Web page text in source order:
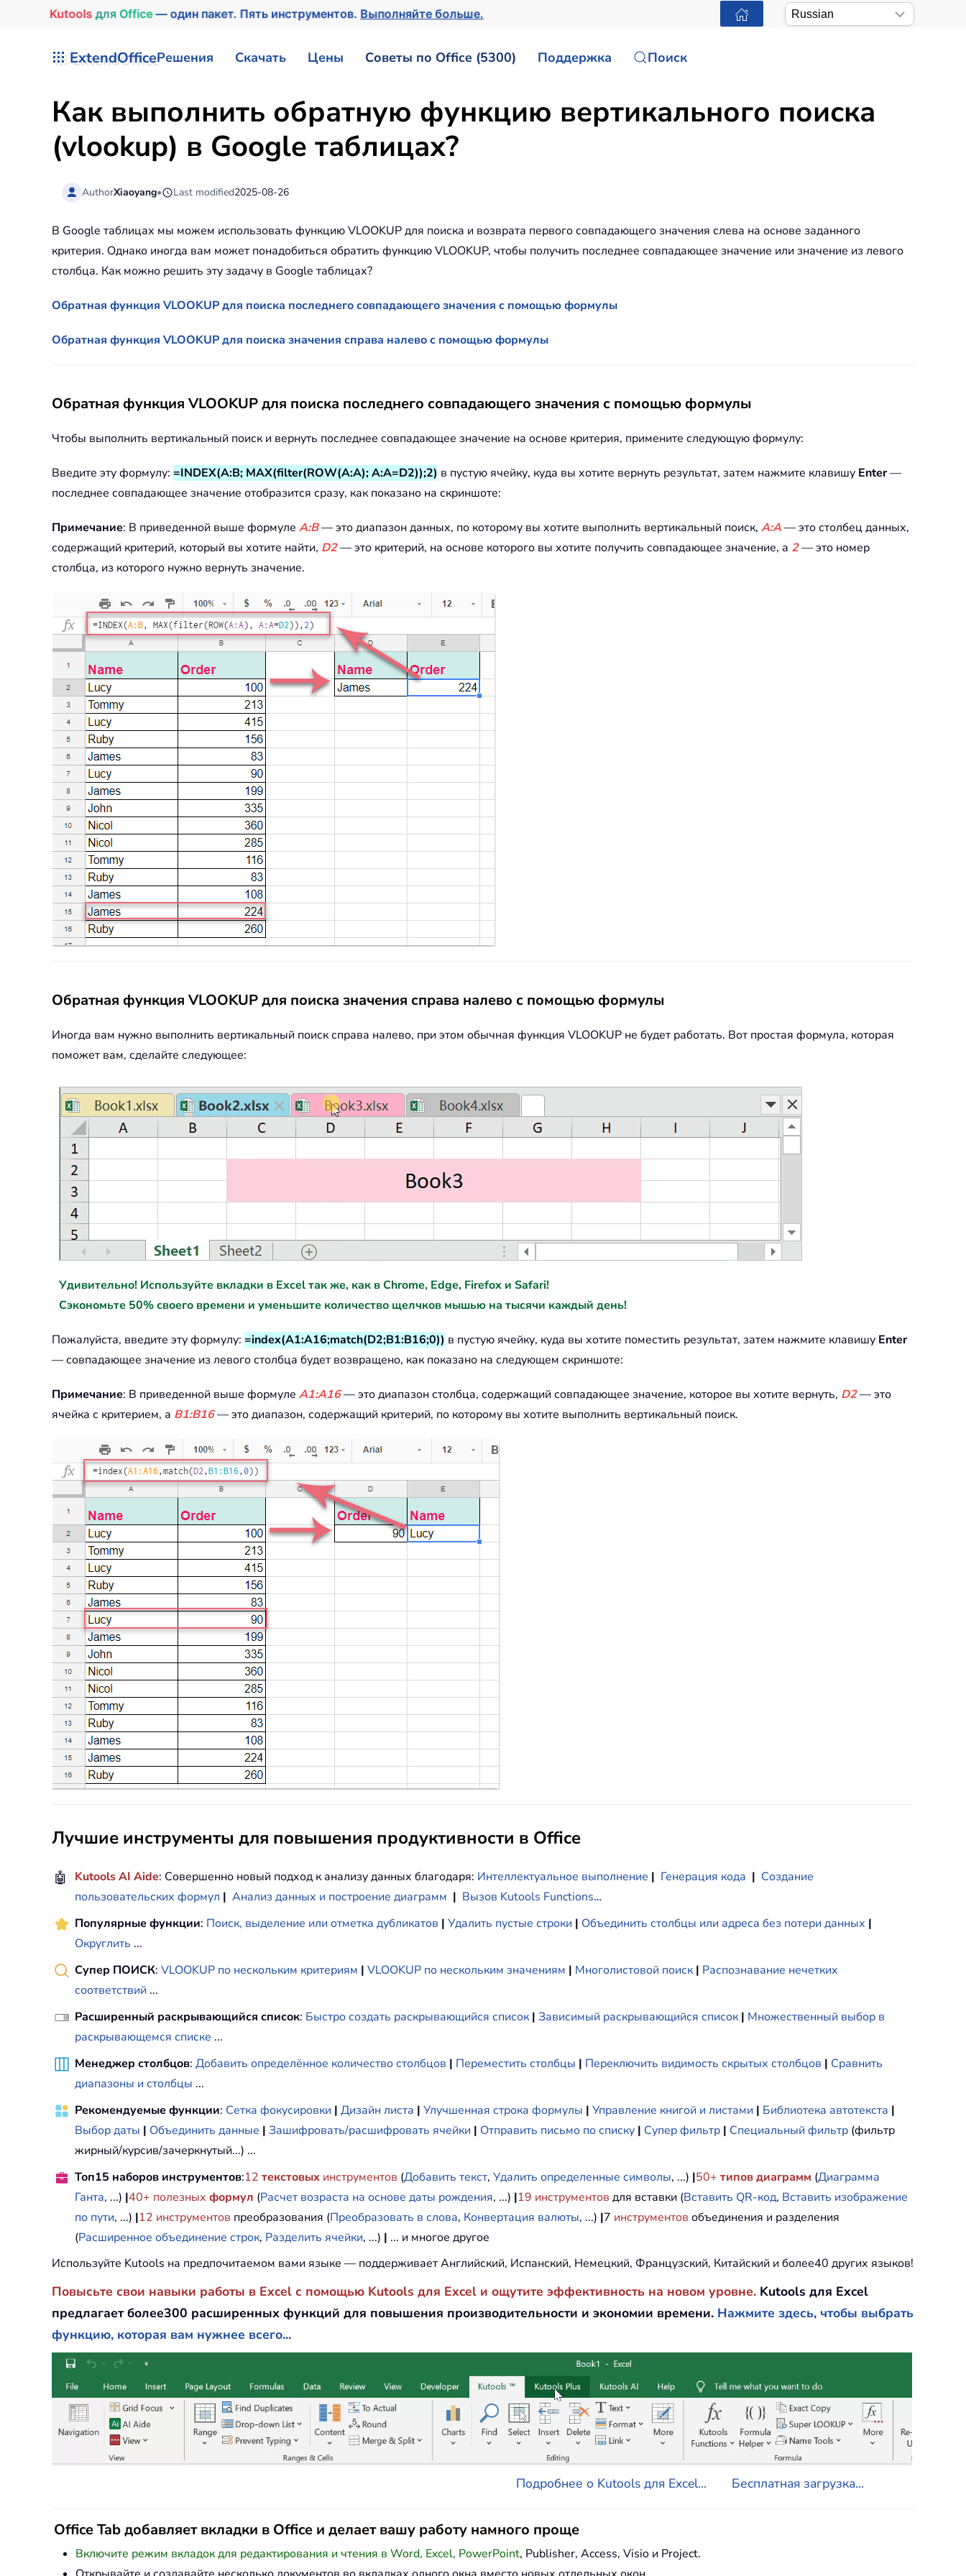
Kutools для Office— один пакет. Пять инструментов.Выполняйте больше.
ExtendOfficeРешения Скачать Цены Советы по Office (5300) Поддержка Поиск
Как выполнить обратную функцию вертикального поиска
(vlookup) в Google таблицах?
AuthorXiaoyang• Last modified2025-08-26
В Google таблицах мы можем использовать функцию VLOOKUP для поиска и возврата первого совпадающего значения слева на основе заданного
критерия. Однако иногда вам может понадобиться обратить функцию VLOOKUP, чтобы получить последнее совпадающее значение или значение из левого
столбца. Как можно решить эту задачу в Google таблицах?
Обратная функция VLOOKUP для поиска последнего совпадающего значения с помощью формулы
Обратная функция VLOOKUP для поиска значения справа налево с помощью формулы
Обратная функция VLOOKUP для поиска последнего совпадающего значения с помощью формулы
Чтобы выполнить вертикальный поиск и вернуть последнее совпадающее значение на основе критерия, примените следующую формулу:
Введите эту формулу: =INDEX(A:B; MAX(filter(ROW(A:A); A:A=D2));2) в пустую ячейку, куда вы хотите вернуть результат, затем нажмите клавишу Enter—
последнее совпадающее значение отобразится сразу, как показано на скриншоте:
Примечание: В приведенной выше формуле A:B— это диапазон данных, по которому вы хотите выполнить вертикальный поиск, A:A— это столбец данных,
содержащий критерий, который вы хотите найти, D2— это критерий, на основе которого вы хотите получить совпадающее значение, а 2— это номер
столбца, из которого нужно вернуть значение.
Обратная функция VLOOKUP для поиска значения справа налево с помощью формулы
Иногда вам нужно выполнить вертикальный поиск справа налево, при этом обычная функция VLOOKUP не будет работать. Вот простая формула, которая
поможет вам, сделайте следующее:
Удивительно! Используйте вкладки в Excel так же, как в Chrome, Edge, Firefox и Safari!
Сэкономьте 50% своего времени и уменьшите количество щелчков мышью на тысячи каждый день!
Пожалуйста, введите эту формулу: =index(A1:A16;match(D2;B1:B16;0)) в пустую ячейку, куда вы хотите поместить результат, затем нажмите клавишу Enter
— совпадающее значение из левого столбца будет возвращено, как показано на следующем скриншоте:
Примечание: В приведенной выше формуле A1:A16— это диапазон столбца, содержащий совпадающее значение, которое вы хотите вернуть, D2— это
ячейка с критерием, а B1:B16— это диапазон, содержащий критерий, по которому вы хотите выполнить вертикальный поиск.
Лучшие инструменты для повышения продуктивности в Office
🤖 Kutools AI Aide: Совершенно новый подход к анализу данных благодаря: Интеллектуальное выполнение | Генерация кода | Создание
пользовательских формул | Анализ данных и построение диаграмм | Вызов Kutools Functions…
Популярные функции: Поиск, выделение или отметка дубликатов | Удалить пустые строки | Объединить столбцы или адреса без потери данных |
Округлить ...
Супер ПОИСК: VLOOKUP по нескольким критериям | VLOOKUP по нескольким значениям | Многолистовой поиск | Распознавание нечетких
соответствий ...
Расширенный раскрывающийся список: Быстро создать раскрывающийся список | Зависимый раскрывающийся список | Множественный выбор в
раскрывающемся списке ...
Менеджер столбцов: Добавить определённое количество столбцов | Переместить столбцы | Переключить видимость скрытых столбцов | Сравнить
диапазоны и столбцы ...
Рекомендуемые функции: Сетка фокусировки | Дизайн листа | Улучшенная строка формулы | Управление книгой и листами | Библиотека автотекста |
Выбор даты | Объединить данные | Зашифровать/расшифровать ячейки | Отправить письмо по списку | Супер фильтр | Специальный фильтр (фильтр
жирный/курсив/зачеркнутый...) ...
Топ15 наборов инструментов:12 текстовых инструментов (Добавить текст, Удалить определенные символы, ...) |50+ типов диаграмм (Диаграмма
Ганта, ...) |40+ полезных формул (Расчет возраста на основе даты рождения, ...) |19 инструментов для вставки (Вставить QR-код, Вставить изображение
по пути, ...) |12 инструментов преобразования (Преобразовать в слова, Конвертация валюты, ...) |7 инструментов объединения и разделения
(Расширенное объединение строк, Разделить ячейки, ...) | ... и многое другое
Используйте Kutools на предпочитаемом вами языке — поддерживает Английский, Испанский, Немецкий, Французский, Китайский и более40 других языков!
Повысьте свои навыки работы в Excel с помощью Kutools для Excel и ощутите эффективность на новом уровне. Kutools для Excel
предлагает более300 расширенных функций для повышения производительности и экономии времени. Нажмите здесь, чтобы выбрать
функцию, которая вам нужнее всего...
Подробнее о Kutools для Excel... Бесплатная загрузка...
Office Tab добавляет вкладки в Office и делает вашу работу намного проще
Включите режим вкладок для редактирования и чтения в Word, Excel, PowerPoint, Publisher, Access, Visio и Project.